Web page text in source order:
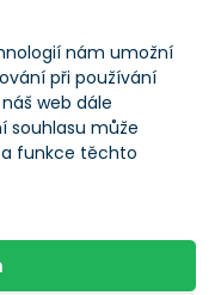
nám umožní
při používání
web dále
souhlasu může
funkce těchto
Pin Bar, Doji,
a Morning
, MARTIN KLASS|
dvojité dno,